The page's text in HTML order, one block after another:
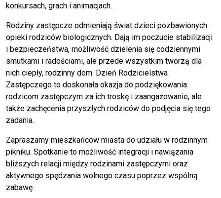
konkursach, grach i animacjach.
Rodziny zastępcze odmieniają świat dzieci pozbawionych
opieki rodziców biologicznych. Dają im poczucie stabilizacji
i bezpieczeństwa, możliwość dzielenia się codziennymi
smutkami i radościami, ale przede wszystkim tworzą dla
nich ciepły, rodzinny dom. Dzień Rodzicielstwa
Zastępczego to doskonała okazja do podziękowania
rodzicom zastępczym za ich troskę i zaangażowanie, ale
także zachęcenia przyszłych rodziców do podjęcia się tego
zadania.
Zapraszamy mieszkańców miasta do udziału w rodzinnym
pikniku. Spotkanie to możliwość integracji i nawiązania
bliższych relacji między rodzinami zastępczymi oraz
aktywnego spędzania wolnego czasu poprzez wspólną
zabawę